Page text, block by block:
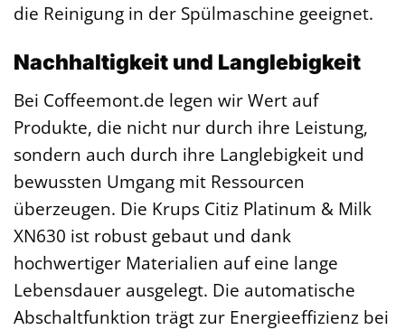
die Reinigung in der Spülmaschine geeignet.
Nachhaltigkeit und Langlebigkeit
Bei Coffeemont.de legen wir Wert auf
Produkte, die nicht nur durch ihre Leistung,
sondern auch durch ihre Langlebigkeit und
bewussten Umgang mit Ressourcen
überzeugen. Die Krups Citiz Platinum & Milk
XN630 ist robust gebaut und dank
hochwertiger Materialien auf eine lange
Lebensdauer ausgelegt. Die automatische
Abschaltfunktion trägt zur Energieeffizienz bei